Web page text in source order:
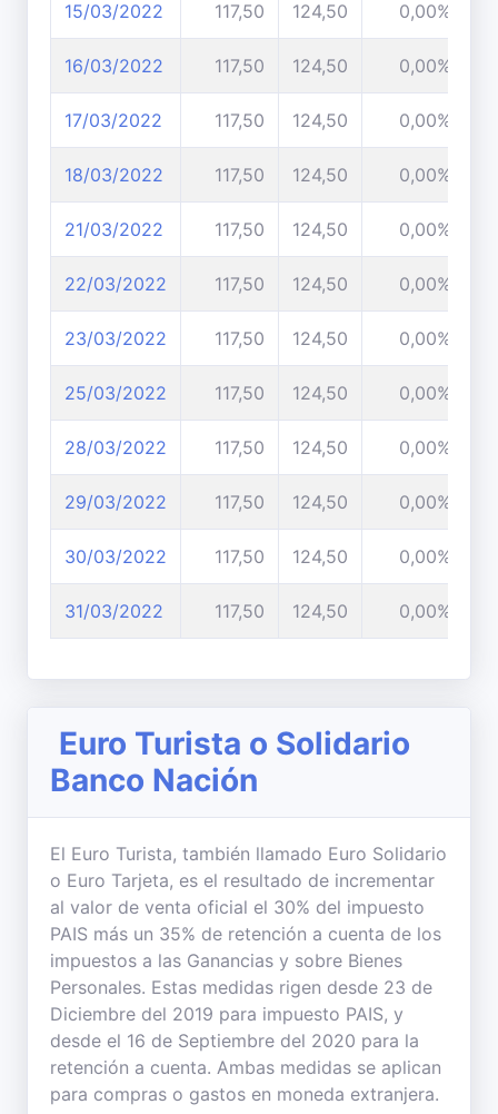
15/03/2022 117,50 124,50 0,00%
16/03/2022 117,50 124,50 0,00%
17/03/2022 117,50 124,50 0,00%
18/03/2022 117,50 124,50 0,00%
21/03/2022 117,50 124,50 0,00%
22/03/2022 117,50 124,50 0,00%
23/03/2022 117,50 124,50 0,00%
25/03/2022 117,50 124,50 0,00%
28/03/2022 117,50 124,50 0,00%
29/03/2022 117,50 124,50 0,00%
30/03/2022 117,50 124,50 0,00%
31/03/2022 117,50 124,50 0,00%
Euro Turista o Solidario
Banco Nación
El Euro Turista, también llamado Euro Solidario
o Euro Tarjeta, es el resultado de incrementar
al valor de venta oficial el 30% del impuesto
PAIS más un 35% de retención a cuenta de los
impuestos a las Ganancias y sobre Bienes
Personales. Estas medidas rigen desde 23 de
Diciembre del 2019 para impuesto PAIS, y
desde el 16 de Septiembre del 2020 para la
retención a cuenta. Ambas medidas se aplican
para compras o gastos en moneda extranjera.